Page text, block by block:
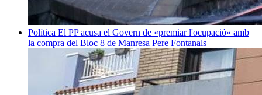
Política El PP acusa el Govern de «premiar l'ocupació» amb
la compra del Bloc 8 de Manresa Pere Fontanals